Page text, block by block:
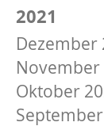
2021
Dezember
November
Oktober